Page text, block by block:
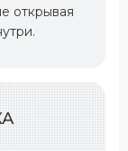
открывая